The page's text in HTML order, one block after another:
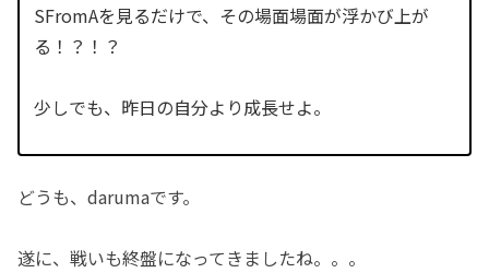
SFromAを見るだけで、その場面場面が浮かび上が
る！？！？
少しでも、昨日の自分より成長せよ。
どうも、darumaです。
遂に、戦いも終盤になってきましたね。。。